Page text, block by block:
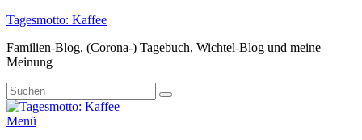
Zum
springen
Tagesmotto: Kaffee
Familien-Blog, (Corona-) Tagebuch, Wichtel-Blog und meine
Meinung
Suche
nach:
Suchen
Menü